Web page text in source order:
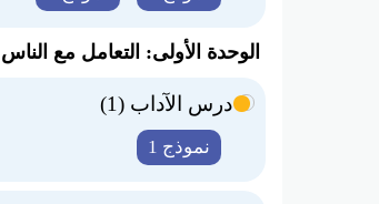
الوحدة الأولى: التعامل مع الناس
درس الآداب (1)
نموذج 1